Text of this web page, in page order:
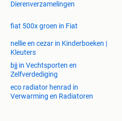
Dierenverzamelingen
fiat 500x groen in Fiat
nellie en cezar in Kinderboeken |
Kleuters
bjj in Vechtsporten en
Zelfverdediging
eco radiator henrad in
Verwarming en Radiatoren